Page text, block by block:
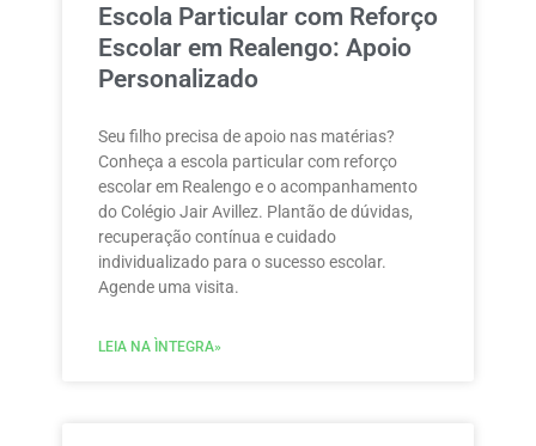
Escola Particular com Reforço
Escolar em Realengo: Apoio
Personalizado
Seu filho precisa de apoio nas matérias?
Conheça a escola particular com reforço
escolar em Realengo e o acompanhamento
do Colégio Jair Avillez. Plantão de dúvidas,
recuperação contínua e cuidado
individualizado para o sucesso escolar.
Agende uma visita.
LEIA NA ÌNTEGRA»